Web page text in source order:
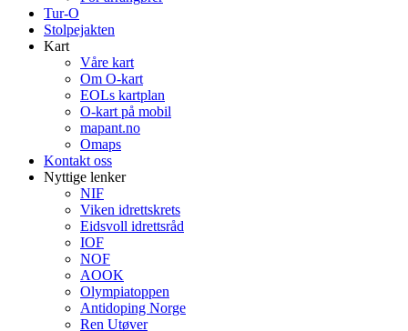
Tur-O
Stolpejakten
Kart
Våre kart
Om O-kart
EOLs kartplan
O-kart på mobil
mapant.no
Omaps
Kontakt oss
Nyttige lenker
NIF
Viken idrettskrets
Eidsvoll idrettsråd
IOF
NOF
AOOK
Olympiatoppen
Antidoping Norge
Ren Utøver